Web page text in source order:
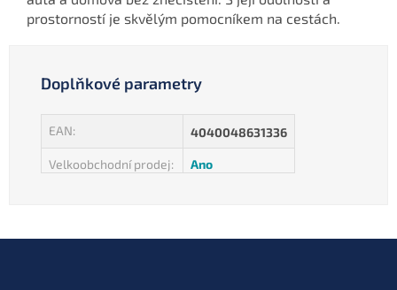
prostorností je skvělým pomocníkem na cestách.
Doplňkové parametry
EAN: 4040048631336
Velkoobchodní prodej: Ano